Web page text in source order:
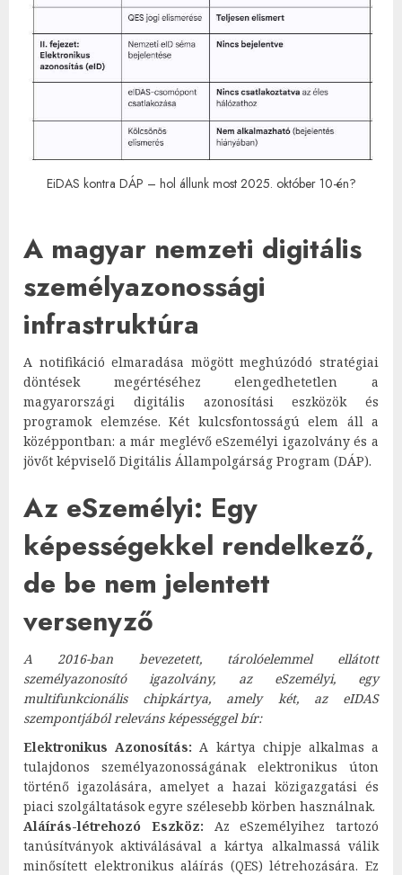
EiDAS kontra DÁP – hol állunk most 2025. október 10-én?
A magyar nemzeti digitális
személyazonossági
infrastruktúra
A notifikáció elmaradása mögött meghúzódó stratégiai
döntések megértéséhez elengedhetetlen a
magyarországi digitális azonosítási eszközök és
programok elemzése. Két kulcsfontosságú elem áll a
középpontban: a már meglévő eSzemélyi igazolvány és a
jövőt képviselő Digitális Állampolgárság Program (DÁP).
Az eSzemélyi: Egy
képességekkel rendelkező,
de be nem jelentett
versenyző
A 2016-ban bevezetett, tárolóelemmel ellátott
személyazonosító igazolvány, az eSzemélyi, egy
multifunkcionális chipkártya, amely két, az eIDAS
szempontjából releváns képességgel bír:
Elektronikus Azonosítás: A kártya chipje alkalmas a
tulajdonos személyazonosságának elektronikus úton
történő igazolására, amelyet a hazai közigazgatási és
piaci szolgáltatások egyre szélesebb körben használnak.
Aláírás-létrehozó Eszköz: Az eSzemélyihez tartozó
tanúsítványok aktiválásával a kártya alkalmassá válik
minősített elektronikus aláírás (QES) létrehozására. Ez